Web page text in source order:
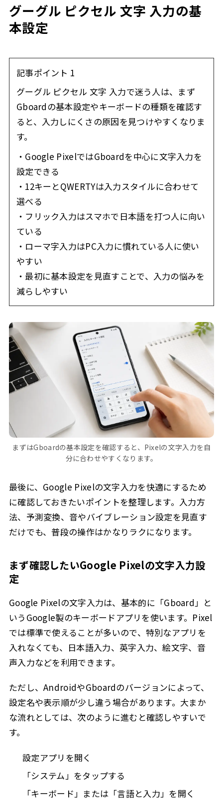
グーグル ピクセル 文字 入力の基
本設定
記事ポイント 1
グーグル ピクセル 文字 入力で迷う人は、まず
Gboardの基本設定やキーボードの種類を確認す
ると、入力しにくさの原因を見つけやすくなりま
す。
・Google PixelではGboardを中心に文字入力を
設定できる
・12キーとQWERTYは入力スタイルに合わせて
選べる
・フリック入力はスマホで日本語を打つ人に向い
ている
・ローマ字入力はPC入力に慣れている人に使い
やすい
・最初に基本設定を見直すことで、入力の悩みを
減らしやすい
まずはGboardの基本設定を確認すると、Pixelの文字入力を自
分に合わせやすくなります。
最後に、Google Pixelの文字入力を快適にするため
に確認しておきたいポイントを整理します。入力方
法、予測変換、音やバイブレーション設定を見直す
だけでも、普段の操作はかなりラクになります。
まず確認したいGoogle Pixelの文字入力設
定
Google Pixelの文字入力は、基本的に「Gboard」と
いうGoogle製のキーボードアプリを使います。Pixel
では標準で使えることが多いので、特別なアプリを
入れなくても、日本語入力、英字入力、絵文字、音
声入力などを利用できます。
ただし、AndroidやGboardのバージョンによって、
設定名や表示順が少し違う場合があります。大まか
な流れとしては、次のように進むと確認しやすいで
す。
設定アプリを開く
「システム」をタップする
「キーボード」または「言語と入力」を開く